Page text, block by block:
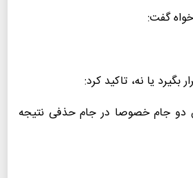
یا نه، تاکید کرد:
دو جام خصوصا در جام حذفی نتیجه